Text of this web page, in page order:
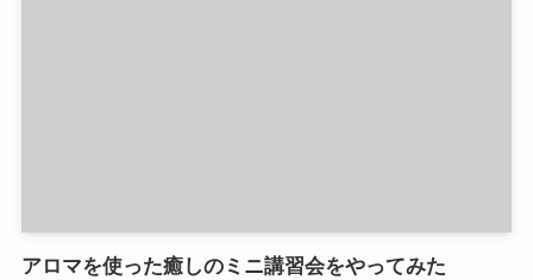
アロマを使った癒しのミニ講習会をやってみた